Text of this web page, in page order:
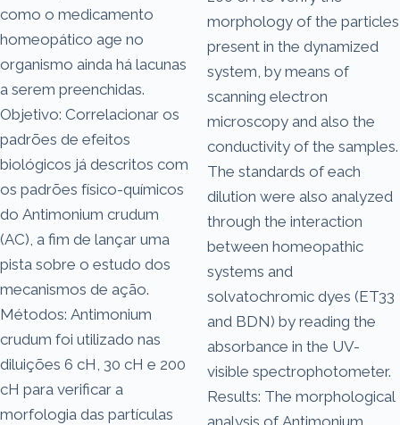
como o medicamento
homeopático age no
organismo ainda há lacunas
a serem preenchidas.
Objetivo: Correlacionar os
padrões de efeitos
biológicos já descritos com
os padrões físico-químicos
do Antimonium crudum
(AC), a fim de lançar uma
pista sobre o estudo dos
mecanismos de ação.
Métodos: Antimonium
crudum foi utilizado nas
diluições 6 cH, 30 cH e 200
cH para verificar a
morfologia das partículas
morphology of the particles
present in the dynamized
system, by means of
scanning electron
microscopy and also the
conductivity of the samples.
The standards of each
dilution were also analyzed
through the interaction
between homeopathic
systems and
solvatochromic dyes (ET33
and BDN) by reading the
absorbance in the UV-
visible spectrophotometer.
Results: The morphological
analysis of Antimonium